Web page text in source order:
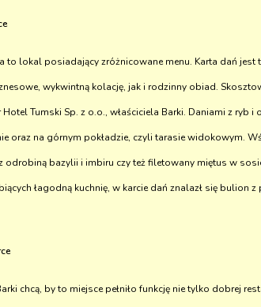
to lokal posiadający zróżnicowane menu. Karta dań
wykwintną kolację, jak i rodzinny obiad.
Hotel Tumski Sp. z o.o., właściciela Barki. Daniami z
oraz na górnym pokładzie, czyli tarasie widokowym.
odrobiną bazylii i imbiru czy też filetowany miętus w
łagodną kuchnię, w karcie dań znalazł się bulion
chcą, by to miejsce pełniło funkcję nie tylko dobrej